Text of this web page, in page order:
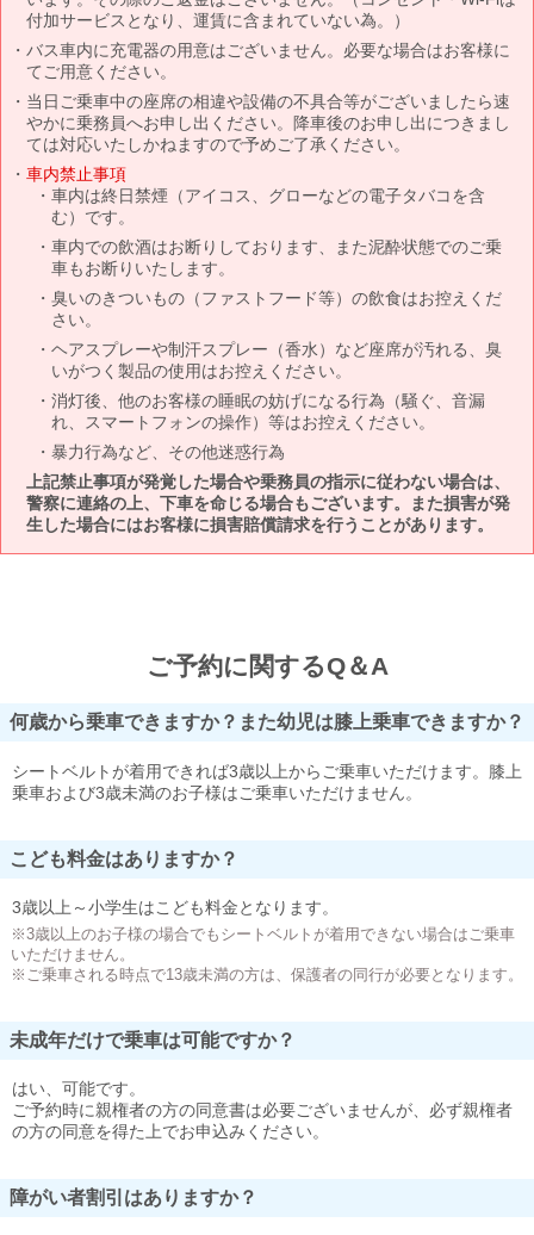
付加サービスとなり、運賃に含まれていない為。）
バス車内に充電器の用意はございません。必要な場合はお客様に
てご用意ください。
当日ご乗車中の座席の相違や設備の不具合等がございましたら速
やかに乗務員へお申し出ください。降車後のお申し出につきまし
ては対応いたしかねますので予めご了承ください。
車内禁止事項
車内は終日禁煙（アイコス、グローなどの電子タバコを含
む）です。
車内での飲酒はお断りしております、また泥酔状態でのご乗
車もお断りいたします。
臭いのきついもの（ファストフード等）の飲食はお控えくだ
さい。
ヘアスプレーや制汗スプレー（香水）など座席が汚れる、臭
いがつく製品の使用はお控えください。
消灯後、他のお客様の睡眠の妨げになる行為（騒ぐ、音漏
れ、スマートフォンの操作）等はお控えください。
暴力行為など、その他迷惑行為
上記禁止事項が発覚した場合や乗務員の指示に従わない場合は、
警察に連絡の上、下車を命じる場合もございます。また損害が発
生した場合にはお客様に損害賠償請求を行うことがあります。
ご予約に関するQ＆A
何歳から乗車できますか？また幼児は膝上乗車できますか？
シートベルトが着用できれば3歳以上からご乗車いただけます。膝上
乗車および3歳未満のお子様はご乗車いただけません。
こども料金はありますか？
3歳以上～小学生はこども料金となります。
※3歳以上のお子様の場合でもシートベルトが着用できない場合はご乗車
いただけません。
※ご乗車される時点で13歳未満の方は、保護者の同行が必要となります。
未成年だけで乗車は可能ですか？
はい、可能です。
ご予約時に親権者の方の同意書は必要ございませんが、必ず親権者
の方の同意を得た上でお申込みください。
障がい者割引はありますか？